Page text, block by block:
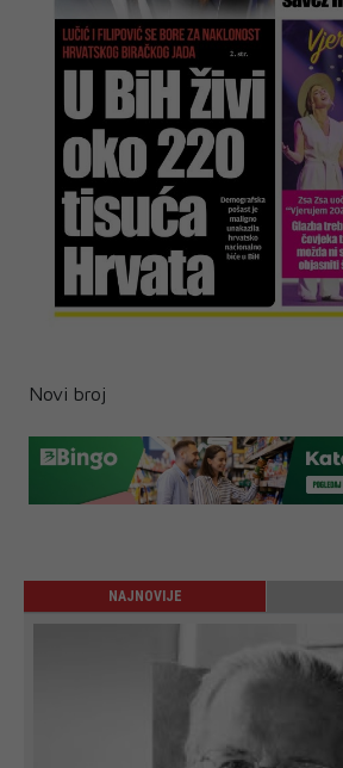
Novi broj
NAJNOVIJE